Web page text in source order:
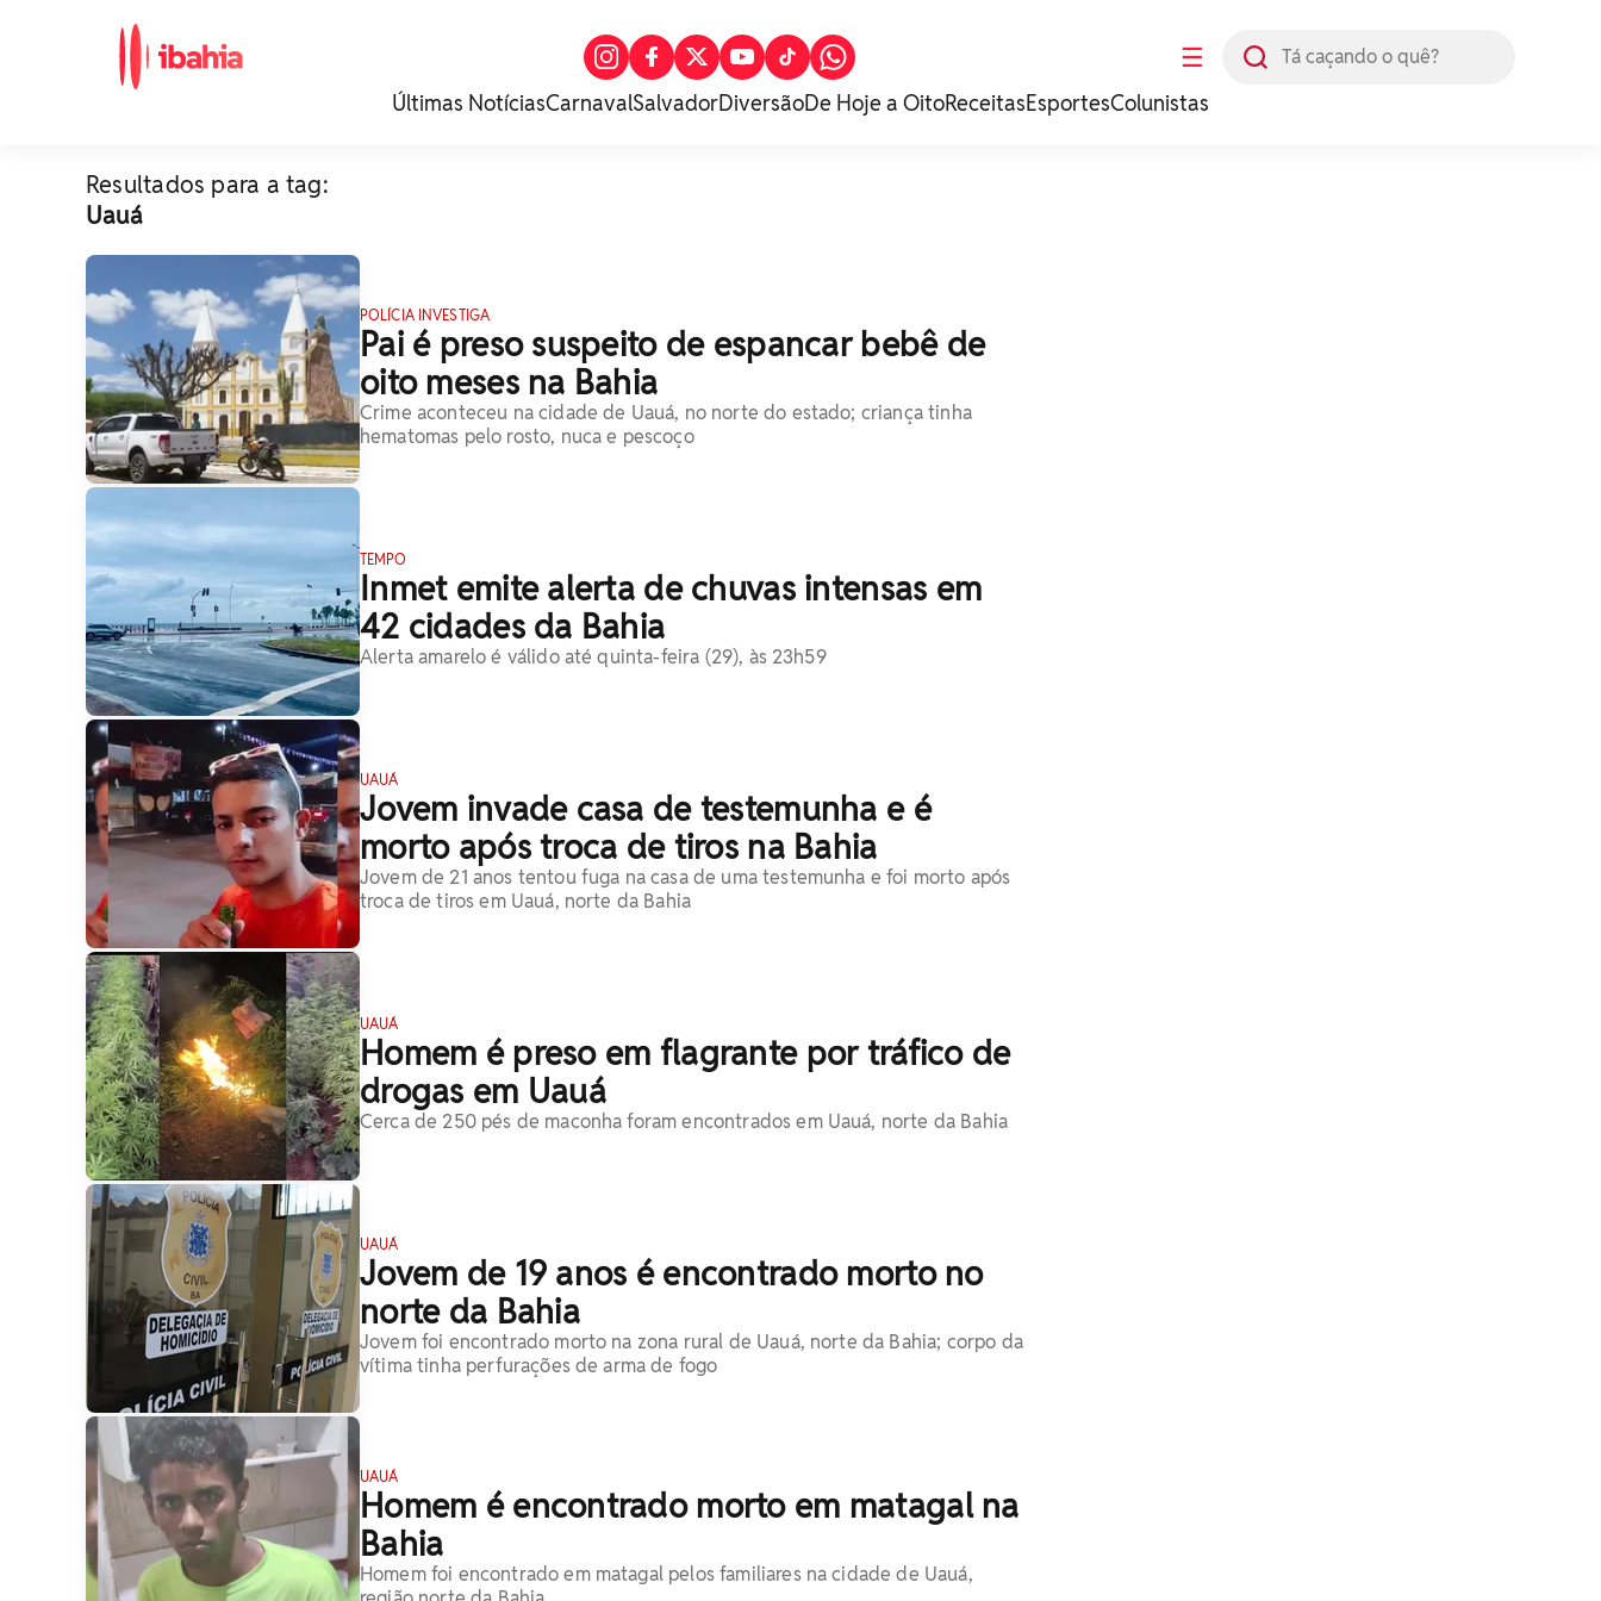
☰
Últimas NotíciasCarnavalSalvadorDiversãoDe Hoje a OitoReceitasEsportesColunistas
Resultados para a tag:
Uauá
POLÍCIA INVESTIGA
Pai é preso suspeito de espancar bebê de
oito meses na Bahia
Crime aconteceu na cidade de Uauá, no norte do estado; criança tinha
hematomas pelo rosto, nuca e pescoço
TEMPO
Inmet emite alerta de chuvas intensas em
42 cidades da Bahia
Alerta amarelo é válido até quinta-feira (29), às 23h59
UAUÁ
Jovem invade casa de testemunha e é
morto após troca de tiros na Bahia
Jovem de 21 anos tentou fuga na casa de uma testemunha e foi morto após
troca de tiros em Uauá, norte da Bahia
UAUÁ
Homem é preso em flagrante por tráfico de
drogas em Uauá
Cerca de 250 pés de maconha foram encontrados em Uauá, norte da Bahia
UAUÁ
Jovem de 19 anos é encontrado morto no
norte da Bahia
Jovem foi encontrado morto na zona rural de Uauá, norte da Bahia; corpo da
vítima tinha perfurações de arma de fogo
UAUÁ
Homem é encontrado morto em matagal na
Bahia
Homem foi encontrado em matagal pelos familiares na cidade de Uauá,